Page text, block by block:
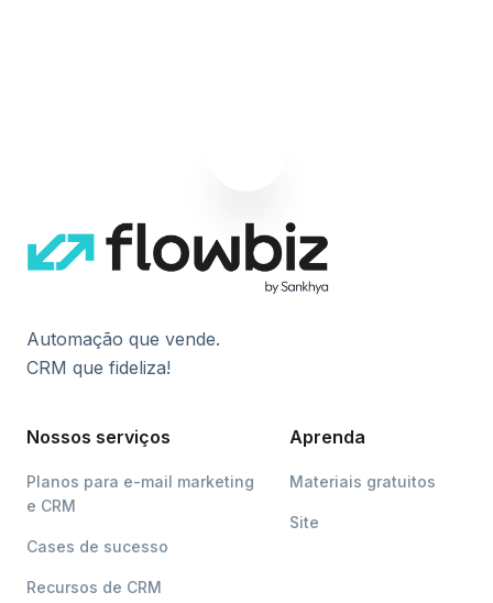
Automação que vende.
CRM que fideliza!
Nossos serviços
Planos para e-mail marketing
e CRM
Cases de sucesso
Recursos de CRM
Aprenda
Materiais gratuitos
Site